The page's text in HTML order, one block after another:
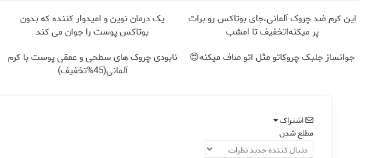
این کرم ضد چروک آلمانی،جای بوتاکس رو برات
پر میکنه!تخفیف تا امشب
یک درمان نوین و امیدوار کننده که بدون
بوتاکس پوست را جوان می کند
جوانساز جلبک چروکاتو مثل اتو صاف میکنه😍
نابودی چروک های سطحی و عمقی پوست با کرم
آلمانی(45%تخفیف)
اشتراک
مطلع شدن